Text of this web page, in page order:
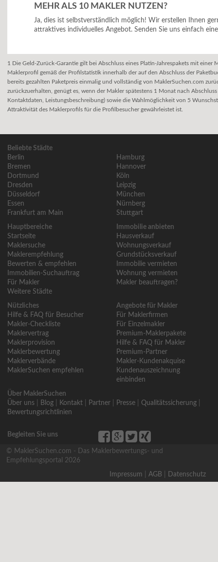
MEHR ALS 10 MAKLER NUTZEN?
Ja, dies ist selbstverständlich möglich! Wir erstellen Ihnen
attraktives individuelles Angebot. Senden Sie uns einfach
1 Die Geld-Zurück-Garantie gilt bei Abschluss eines Platin-Jahrespakets mit
Maklerprofil gemäß der Profilstatistik innerhalb der auf den Abschluss der
bereits gezahlten Paketpreis einmalig und vollständig von MaklerSuchen.com
zurückzuerhalten, genügt es, wenn der Makler spätestens 1 Monat nach
Kontaktdaten, Leistungsbeschreibung) sowie die Wahlmöglichkeit von 5
Attraktivität des Maklerprofils für die Profilbesucher gewährleistet ist.
Beliebte Städte
Berlin
Bremen
Dortmund
Dresden
Düsseldorf
Essen
Frankfurt am Main
Hamburg
Hannover
Köln
Leipzig
München
Nürnberg
Stuttgart
Hauptbereiche
Startseite
Maklersuche
Maklerempfehlung
Bewerten & empfehlen
Immobilien-Suchauftrag
Für Makler
Weitere Städte
Immobilie anbieten
Hausverkauf
Wohnungsverkauf
Grundstücksverkauf
Immobilie vermieten
Wohnung vermieten
Makler beauftragen?
Nützliches
Hilfe & FAQ für Besucher
Makler-Checkliste
Maklervertrag
Maklerprovision
Maklerbewertung
Maklerverbände
MaklerSuchen empfehlen
Angebote für Makler
Für Maklerfirmen
Für Einzelmakler
Premium-Maklerpakete
Hilfe & FAQ für Makler
Premium-Partner
Makler-Kundenakquise
Kundenauszeichnung
einbinden
Über MaklerSuchen
Über uns
Blog Kontakt Partner Presse Qualitätssicherung
Bewertungsrichtlinien
Begleiten Sie uns
© MaklerSuchen.com - Das Maklerbewertungs- und
Empfehlungsportal 2026
Impressum AGB Datenschutz